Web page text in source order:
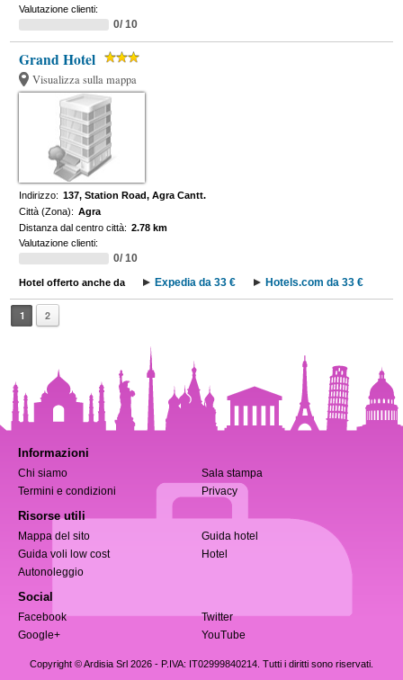
Valutazione clienti:
0/ 10
Grand Hotel
Visualizza sulla mappa
Indirizzo: 137, Station Road, Agra Cantt.
Città (Zona): Agra
Distanza dal centro città: 2.78 km
Valutazione clienti:
0/ 10
Hotel offerto anche da Expedia da 33 € Hotels.com da 33 €
1 2
Informazioni
Chi siamo
Sala stampa
Termini e condizioni
Privacy
Risorse utili
Mappa del sito
Guida hotel
Guida voli low cost
Hotel
Autonoleggio
Social
Facebook
Twitter
Google+
YouTube
Copyright © Ardisia Srl 2026 - P.IVA: IT02999840214. Tutti i diritti sono riservati.